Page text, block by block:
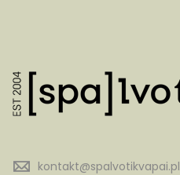
kontakt@spalvotikvapai.pl